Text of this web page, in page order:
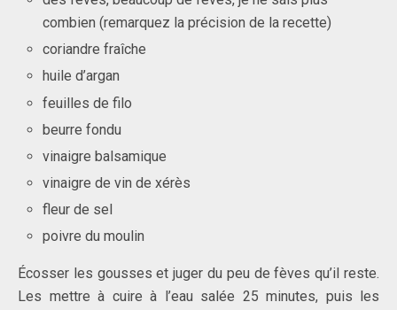
combien (remarquez la précision de la recette)
coriandre fraîche
huile d’argan
feuilles de filo
beurre fondu
vinaigre balsamique
vinaigre de vin de xérès
fleur de sel
poivre du moulin
Écosser les gousses et juger du peu de fèves qu’il reste.
Les mettre à cuire à l’eau salée 25 minutes, puis les